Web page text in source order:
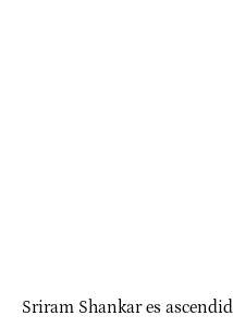
Sriram Shankar es